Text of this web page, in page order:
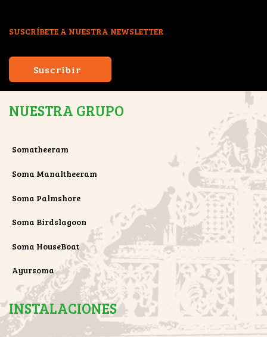
SUSCRÍBETE A NUESTRA NEWSLETTER
Suscribir
NUESTRA GRUPO
Somatheeram
Soma Manaltheeram
Soma Palmshore
Soma Birdslagoon
Soma HouseBoat
Ayursoma
INSTALACIONES